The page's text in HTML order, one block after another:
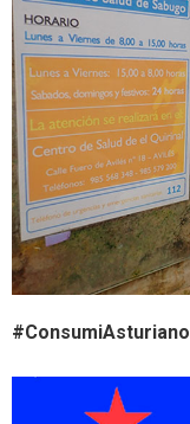
#ConsumiAsturiano